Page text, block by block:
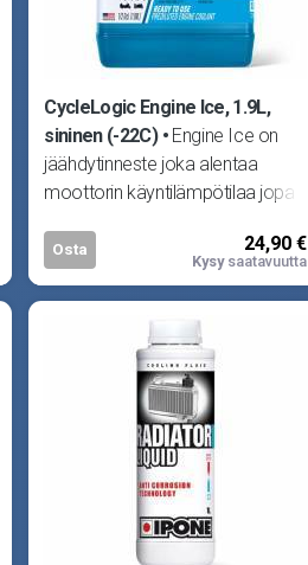
CycleLogic Engine Ice, 1.9L,
sininen (-22C)
Engine Ice on
jäähdytinneste joka alentaa
moottorin käyntilämpötilaa jopa
Osta 24,90 €
Kysysaatavuutta